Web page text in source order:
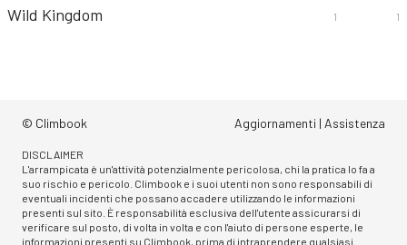
Wild Kingdom 1 1
© Climbook Aggiornamenti | Assistenza
DISCLAIMER
L'arrampicata è un'attività potenzialmente pericolosa, chi la pratica lo fa a
suo rischio e pericolo. Climbook e i suoi utenti non sono responsabili di
eventuali incidenti che possano accadere utilizzando le informazioni
presenti sul sito. È responsabilità esclusiva dell'utente assicurarsi di
verificare sul posto, di volta in volta e con l'aiuto di persone esperte, le
informazioni presenti su Climbook, prima di intraprendere qualsiasi